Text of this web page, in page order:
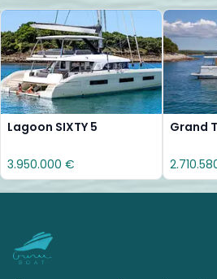
Lagoon SIXTY 5
3.950.000 €
Grand